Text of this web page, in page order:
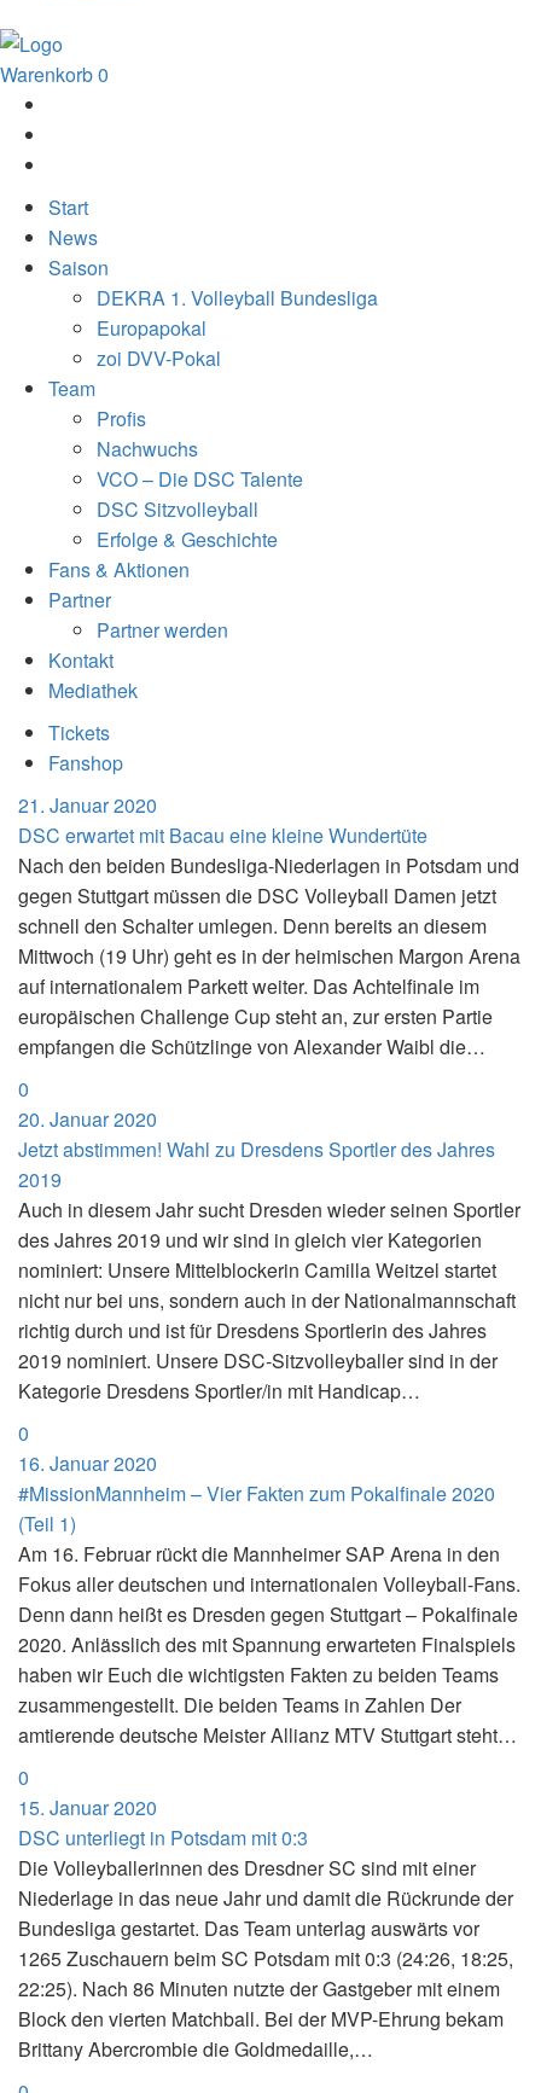
Warenkorb0
Start
News
Saison
DEKRA 1. Volleyball Bundesliga
Europapokal
zoi DVV-Pokal
Team
Profis
Nachwuchs
VCO – Die DSC Talente
DSC Sitzvolleyball
Erfolge & Geschichte
Fans & Aktionen
Partner
Partner werden
Kontakt
Mediathek
Tickets
Fanshop
21. Januar 2020
DSC erwartet mit Bacau eine kleine Wundertüte
Nach den beiden Bundesliga-Niederlagen in Potsdam und
gegen Stuttgart müssen die DSC Volleyball Damen jetzt
schnell den Schalter umlegen. Denn bereits an diesem
Mittwoch (19 Uhr) geht es in der heimischen Margon Arena
auf internationalem Parkett weiter. Das Achtelfinale im
europäischen Challenge Cup steht an, zur ersten Partie
empfangen die Schützlinge von Alexander Waibl die…
0
20. Januar 2020
Jetzt abstimmen! Wahl zu Dresdens Sportler des Jahres
2019
Auch in diesem Jahr sucht Dresden wieder seinen Sportler
des Jahres 2019 und wir sind in gleich vier Kategorien
nominiert: Unsere Mittelblockerin Camilla Weitzel startet
nicht nur bei uns, sondern auch in der Nationalmannschaft
richtig durch und ist für Dresdens Sportlerin des Jahres
2019 nominiert. Unsere DSC-Sitzvolleyballer sind in der
Kategorie Dresdens Sportler/in mit Handicap…
0
16. Januar 2020
#MissionMannheim – Vier Fakten zum Pokalfinale 2020
(Teil 1)
Am 16. Februar rückt die Mannheimer SAP Arena in den
Fokus aller deutschen und internationalen Volleyball-Fans.
Denn dann heißt es Dresden gegen Stuttgart – Pokalfinale
2020. Anlässlich des mit Spannung erwarteten Finalspiels
haben wir Euch die wichtigsten Fakten zu beiden Teams
zusammengestellt. Die beiden Teams in Zahlen Der
amtierende deutsche Meister Allianz MTV Stuttgart steht…
0
15. Januar 2020
DSC unterliegt in Potsdam mit 0:3
Die Volleyballerinnen des Dresdner SC sind mit einer
Niederlage in das neue Jahr und damit die Rückrunde der
Bundesliga gestartet. Das Team unterlag auswärts vor
1265 Zuschauern beim SC Potsdam mit 0:3 (24:26, 18:25,
22:25). Nach 86 Minuten nutzte der Gastgeber mit einem
Block den vierten Matchball. Bei der MVP-Ehrung bekam
Brittany Abercrombie die Goldmedaille,…